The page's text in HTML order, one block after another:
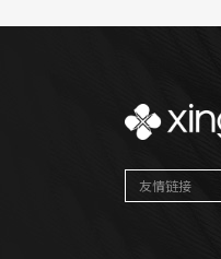
友情链接